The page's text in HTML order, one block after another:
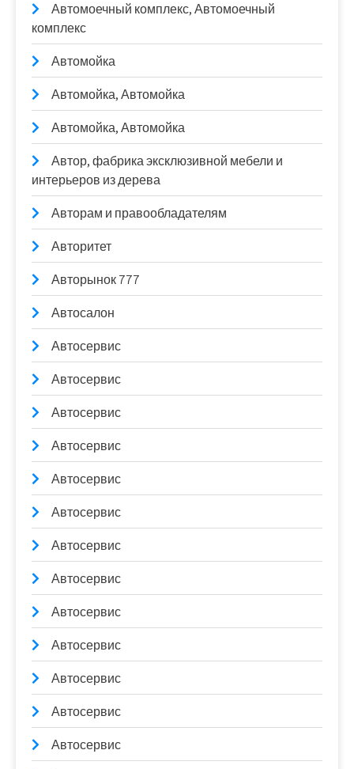
Автомоечный комплекс, Автомоечный
комплекс
Автомойка
Автомойка, Автомойка
Автомойка, Автомойка
Автор, фабрика эксклюзивной мебели и
интерьеров из дерева
Авторам и правообладателям
Авторитет
Авторынок 777
Автосалон
Автосервис
Автосервис
Автосервис
Автосервис
Автосервис
Автосервис
Автосервис
Автосервис
Автосервис
Автосервис
Автосервис
Автосервис
Автосервис